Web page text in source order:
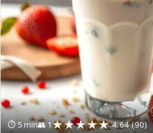
⏱ 5 min👥 1★★★★★ 4.64 (90)